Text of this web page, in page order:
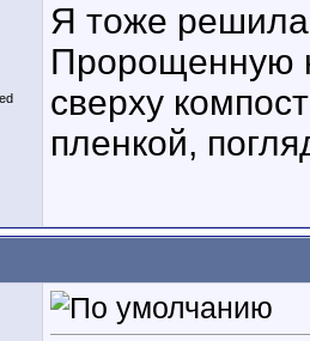
Я тоже
Пророщенную
сверху
пленкой,